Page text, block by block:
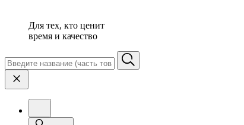
Для тех, кто ценит
время и качество